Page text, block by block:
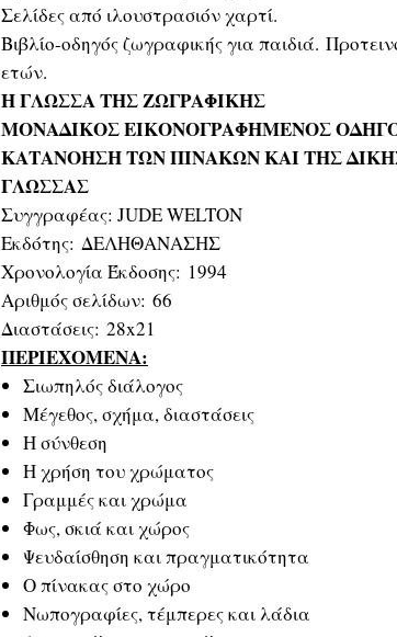
Σελίδες από ιλουστρασιόν χαρτί.
Βιβλίο-οδηγός ζωγραφικής για παιδιά.
ετών.
Η ΓΛΩΣΣΑ ΤΗΣ ΖΩΓΡΑΦΙΚΗΣ
ΜΟΝΑΔΙΚΟΣ ΕΙΚΟΝΟΓΡΑΦΗΜΕΝΟΣ
ΚΑΤΑΝΟΗΣΗ ΤΩΝ ΠΙΝΑΚΩΝ ΚΑΙ ΤΗΣ
ΓΛΩΣΣΑΣ
Συγγραφέας: JUDE WELTON
Εκδότης: ΔΕΛΗΘΑΝΑΣΗΣ
Χρονολογία Έκδοσης: 1994
Αριθμός σελίδων: 66
Διαστάσεις: 28x21
ΠΕΡΙΕΧΟΜΕΝΑ:
Σιωπηλός διάλογος
Μέγεθος, σχήμα, διαστάσεις
Η σύνθεση
Η χρήση του χρώματος
Γραμμές και χρώμα
Φως, σκιά και χώρος
Ψευδαίσθηση και πραγματικότητα
Ο πίνακας στο χώρο
Νωπογραφίες, τέμπερες και λάδια